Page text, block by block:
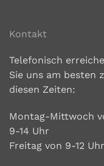
Kontakt
Telefonisch
Sie uns am besten
diesen Zeiten:
Montag-Mittwoch
9-14 Uhr
Freitag von 9-12 Uhr